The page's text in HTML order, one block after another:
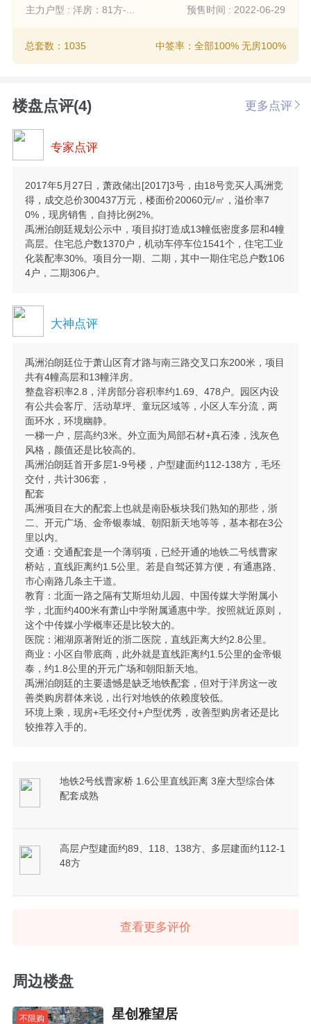
主力户型 : 洋房：81方-... 预售时间 : 2022-06-29
总套数：1035 中签率：全部100% 无房100%
楼盘点评(4) 更多点评
专家点评
2017年5月27日，萧政储出[2017]3号，由18号竞买人禹洲竞
得，成交总价300437万元，楼面价20060元/㎡，溢价率7
0%，现房销售，自持比例2%。
禹洲泊朗廷规划公示中，项目拟打造成13幢低密度多层和4幢
高层。住宅总户数1370户，机动车停车位1541个，住宅工业
化装配率30%。项目分一期、二期，其中一期住宅总户数106
4户，二期306户。
大神点评
禹洲泊朗廷位于萧山区育才路与南三路交叉口东200米，项目
共有4幢高层和13幢洋房。
整盘容积率2.8，洋房部分容积率约1.69、478户。园区内设
有公共会客厅、活动草坪、童玩区域等，小区人车分流，两
面环水，环境幽静。
一梯一户，层高约3米。外立面为局部石材+真石漆，浅灰色
风格，颜值还是比较高的。
禹洲泊朗廷首开多层1-9号楼，户型建面约112-138方，毛坯
交付，共计306套，
配套
禹洲项目在大的配套上也就是南卧板块我们熟知的那些，浙
二、开元广场、金帝银泰城、朝阳新天地等等，基本都在3公
里以内。
交通：交通配套是一个薄弱项，已经开通的地铁二号线曹家
桥站，直线距离约1.5公里。若是自驾还算方便，有通惠路、
市心南路几条主干道。
教育：北面一路之隔有艾斯坦幼儿园、中国传媒大学附属小
学，北面约400米有萧山中学附属通惠中学。按照就近原则，
这个中传媒小学概率还是比较大的。
医院：湘湖原著附近的浙二医院，直线距离大约2.8公里。
商业：小区自带底商，此外就是直线距离约1.5公里的金帝银
泰，约1.8公里的开元广场和朝阳新天地。
禹洲泊朗廷的主要遗憾是缺乏地铁配套，但对于洋房这一改
善类购房群体来说，出行对地铁的依赖度较低。
环境上乘，现房+毛坯交付+户型优秀，改善型购房者还是比
较推荐入手的。
地铁2号线曹家桥 1.6公里直线距离 3座大型综合体
配套成熟
高层户型建面约89、118、138方、多层建面约112-1
48方
查看更多评价
周边楼盘
不限购 星创雅望居